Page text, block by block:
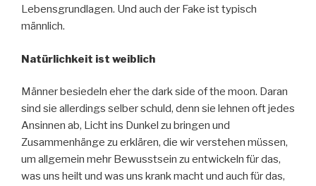
Lebensgrundlagen. Und auch der Fake ist typisch
männlich.
Natürlichkeit ist weiblich
Männer besiedeln eher the dark side of the moon. Daran
sind sie allerdings selber schuld, denn sie lehnen oft jedes
Ansinnen ab, Licht ins Dunkel zu bringen und
Zusammenhänge zu erklären, die wir verstehen müssen,
um allgemein mehr Bewusstsein zu entwickeln für das,
was uns heilt und was uns krank macht und auch für das,